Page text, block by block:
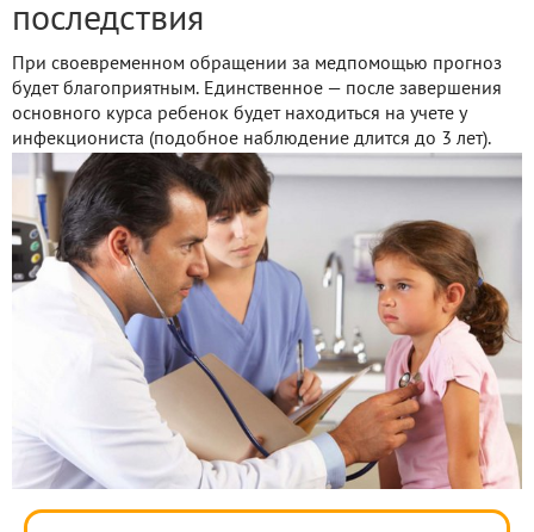
последствия
При своевременном обращении за медпомощью прогноз
будет благоприятным. Единственное — после завершения
основного курса ребенок будет находиться на учете у
инфекциониста (подобное наблюдение длится до 3 лет).